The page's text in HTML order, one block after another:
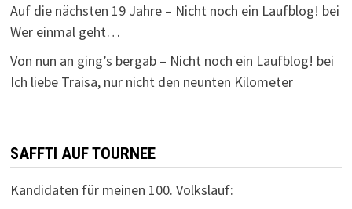
Auf die nächsten 19 Jahre – Nicht noch ein Laufblog! bei
Wer einmal geht…
Von nun an ging’s bergab – Nicht noch ein Laufblog! bei
Ich liebe Traisa, nur nicht den neunten Kilometer
SAFFTI AUF TOURNEE
Kandidaten für meinen 100. Volkslauf: